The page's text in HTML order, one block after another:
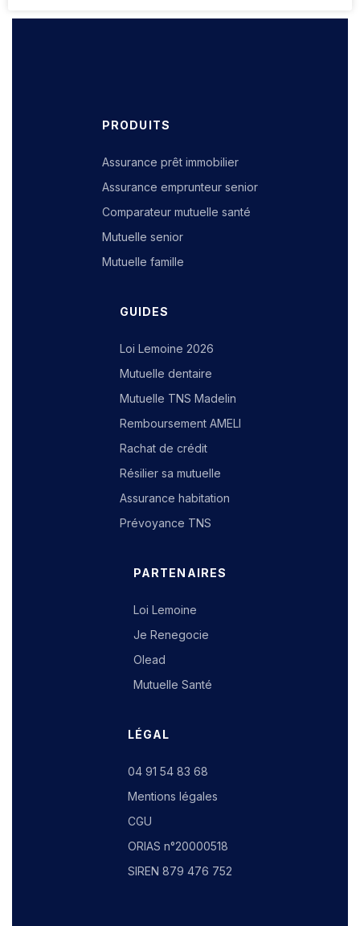
PRODUITS
Assurance prêt immobilier
Assurance emprunteur senior
Comparateur mutuelle santé
Mutuelle senior
Mutuelle famille
GUIDES
Loi Lemoine 2026
Mutuelle dentaire
Mutuelle TNS Madelin
Remboursement AMELI
Rachat de crédit
Résilier sa mutuelle
Assurance habitation
Prévoyance TNS
PARTENAIRES
Loi Lemoine
Je Renegocie
Olead
Mutuelle Santé
LÉGAL
04 91 54 83 68
Mentions légales
CGU
ORIAS n°20000518
SIREN 879 476 752